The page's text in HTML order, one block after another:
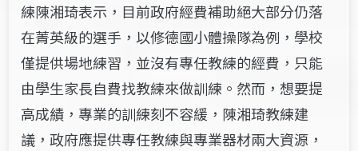
練陳湘琦表示，目前政府經費補助絕大部分仍落
在菁英級的選手，以修德國小體操隊為例，學校
僅提供場地練習，並沒有專任教練的經費，只能
由學生家長自費找教練來做訓練。然而，想要提
高成績，專業的訓練刻不容緩，陳湘琦教練建
議，政府應提供專任教練與專業器材兩大資源，